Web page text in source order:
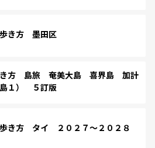
き方 墨田区
き方 島旅 奄美大島 喜界島 加計
１） ５訂版
き方 タイ ２０２７～２０２８